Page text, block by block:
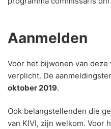
Aanmelden
Voor het bijwonen van
verplicht. De
oktober 2019.
Ook belangstellenden die
van KIVI, zijn welkom. Voor